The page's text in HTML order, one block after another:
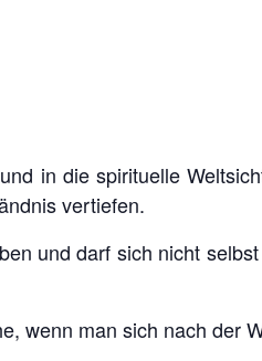
in die spirituelle
vertiefen.
und darf sich nicht
wenn man sich nach der